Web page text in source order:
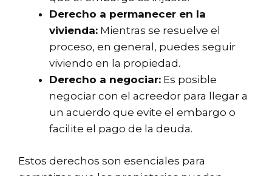
Derecho a permanecer en la
vivienda: Mientras se resuelve el
proceso, en general, puedes seguir
viviendo en la propiedad.
Derecho a negociar: Es posible
negociar con el acreedor para llegar a
un acuerdo que evite el embargo o
facilite el pago de la deuda.
Estos derechos son esenciales para